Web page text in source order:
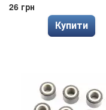
26 грн
Купити